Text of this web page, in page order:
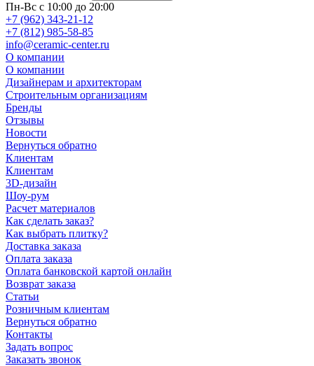
Пн-Вс с 10:00 до 20:00
+7 (962) 343-21-12
+7 (812) 985-58-85
info@ceramic-center.ru
О компании
О компании
Дизайнерам и архитекторам
Строительным организациям
Бренды
Отзывы
Новости
Вернуться обратно
Клиентам
Клиентам
3D-дизайн
Шоу-рум
Расчет материалов
Как сделать заказ?
Как выбрать плитку?
Доставка заказа
Оплата заказа
Оплата банковской картой онлайн
Возврат заказа
Статьи
Розничным клиентам
Вернуться обратно
Контакты
Задать вопрос
Заказать звонок